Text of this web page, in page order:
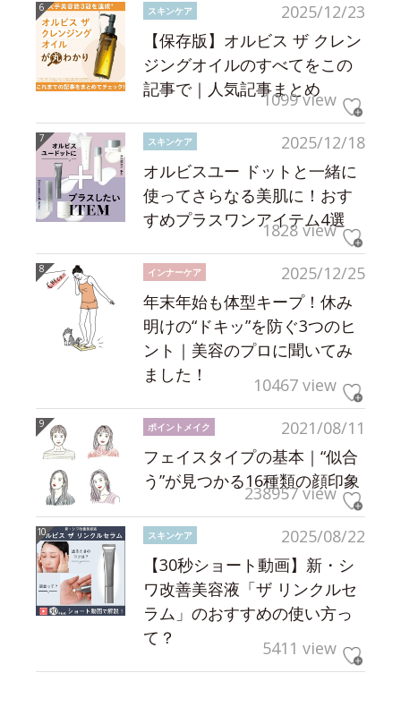
2025/12/23
スキンケア
【保存版】オルビス ザ クレン
ジングオイルのすべてをこの
記事で｜人気記事まとめ
1099 view
2025/12/18
スキンケア
オルビスユー ドットと一緒に
使ってさらなる美肌に！おす
すめプラスワンアイテム4選
1828 view
2025/12/25
インナーケア
年末年始も体型キープ！休み
明けの“ドキッ”を防ぐ3つのヒ
ント｜美容のプロに聞いてみ
ました！
10467 view
2021/08/11
ポイントメイク
フェイスタイプの基本｜“似合
う”が見つかる16種類の顔印象
238957 view
2025/08/22
スキンケア
【30秒ショート動画】新・シ
ワ改善美容液「ザ リンクルセ
ラム」のおすすめの使い方っ
て？
5411 view